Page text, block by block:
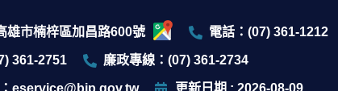
雄市楠梓區加昌路600號
電話：(07) 361-1212
361-2751
廉政專線：(07) 361-2734
eservice@bip.gov.tw
更新日期 : 2026-08-09